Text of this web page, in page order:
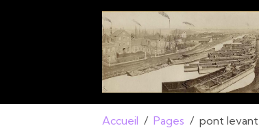
Accueil Pages pont levant